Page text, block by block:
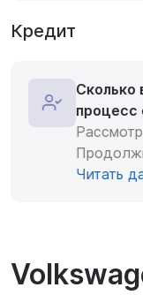
Кредит
Сколько
процесс
Читать